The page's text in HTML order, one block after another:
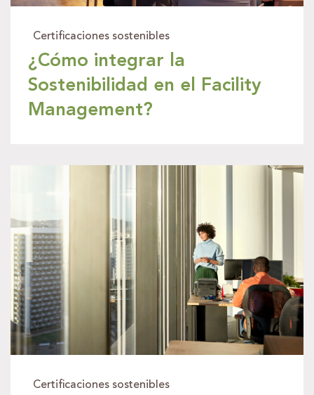
Certificaciones sostenibles
¿Cómo integrar la
Sostenibilidad en el Facility
Management?
Certificaciones sostenibles